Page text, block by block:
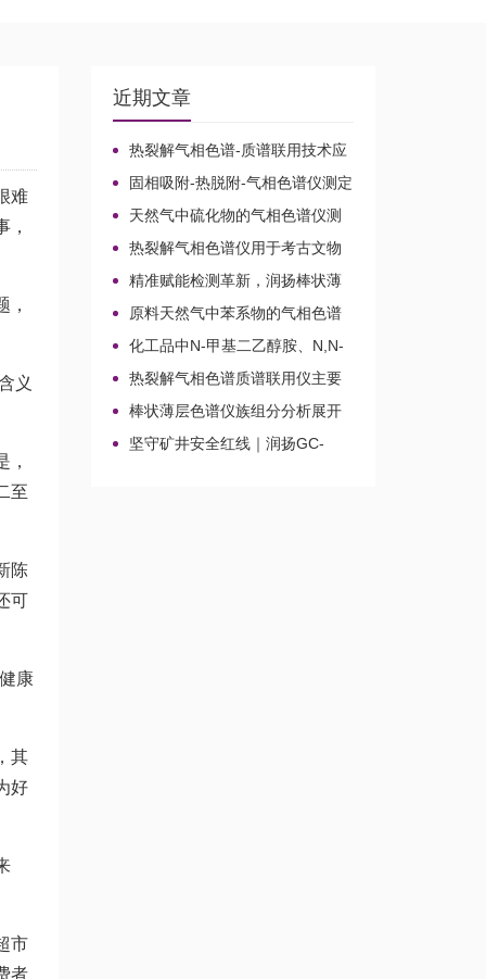
难
，
，
义
，
至
陈
可
康
其
好
市
者
近期文章
热裂解气相色谱-质谱联用技术应
用于贝叶经木质纤维素的微生物降
解机理
固相吸附-热脱附-气相色谱仪测定
无组织排放空气中15种乙酸酯类化
合物的含量
天然气中硫化物的气相色谱仪测
定方法比较及分析方法新技术
热裂解气相色谱仪用于考古文物
鉴定和古建筑材料分析
精准赋能检测革新，润扬棒状薄
层色谱仪铸就国产分析新标杆
原料天然气中苯系物的气相色谱
仪分析路线
化工品中N-甲基二乙醇胺、N,N-
二甲基乙醇胺、N-乙基二乙醇胺和
三乙醇胺的气相色谱仪测定
热裂解气相色谱质谱联用仪主要
应用领域
棒状薄层色谱仪族组分分析展开
剂的选择
坚守矿井安全红线｜润扬GC-